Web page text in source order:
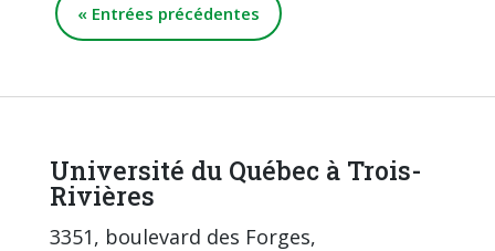
« Entrées précédentes
Université du Québec à Trois-
Rivières
3351, boulevard des Forges,